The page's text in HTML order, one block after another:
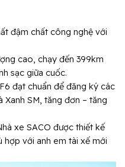
đậm chất công nghệ với
cao, chạy đến 399km
sạc giữa cuốc.
đạt chuẩn để đăng ký các
SM, tăng đơn – tăng
xe SACO được thiết kế
hợp với anh em tài xế mới